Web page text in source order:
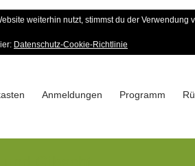
Wald-Verein
Seit 1963
Anmeldungen Programm
weiterhin nutzt, stimmst du der Verwendung
Datenschutz-Cookie-Richtlinie